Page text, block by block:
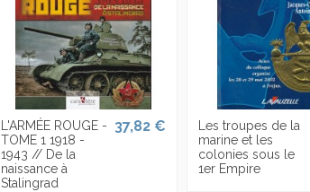
L'ARMÉE ROUGE -
TOME 1 1918 -
1943 // De la
naissance à
Stalingrad
37,82 €
Les troupes de la
marine et les
colonies sous le
1er Empire